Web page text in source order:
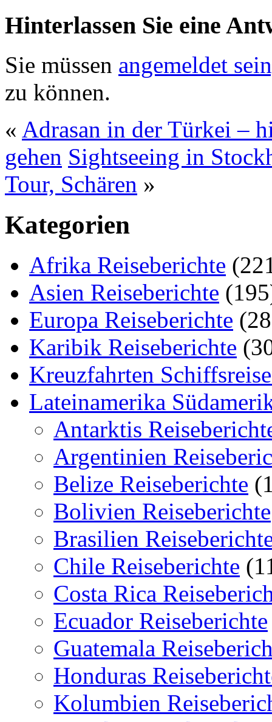
Hinterlassen Sie eine
Sie müssen angemeldet
zu können.
« Adrasan in der Türkei –
gehen Sightseeing in
Tour, Schären »
Kategorien
Afrika Reiseberichte
Asien Reiseberichte
Europa Reiseberichte
Karibik Reiseberichte
Kreuzfahrten
Lateinamerika
Antarktis
Argentinien
Belize Reiseberichte
Bolivien Reiseberichte
Brasilien
Chile Reiseberichte
Costa Rica
Ecuador Reiseberichte
Guatemala
Honduras
Kolumbien